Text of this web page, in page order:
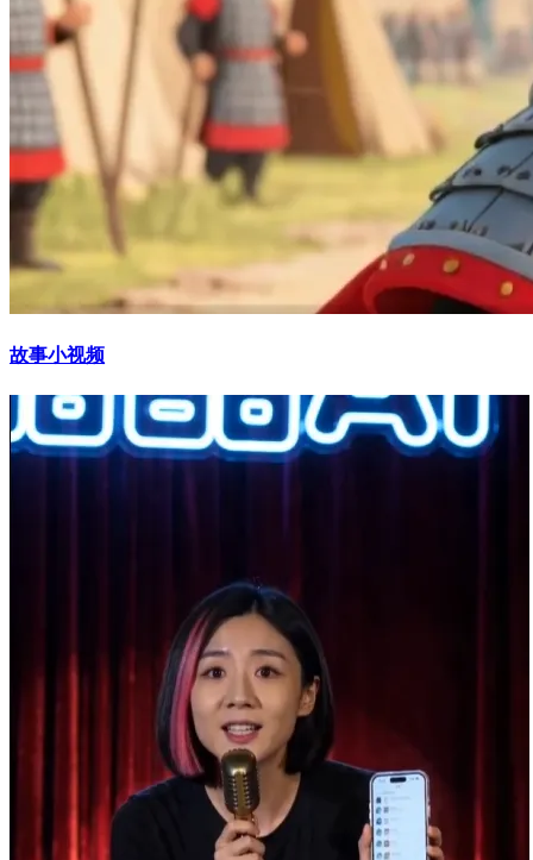
故事小视频